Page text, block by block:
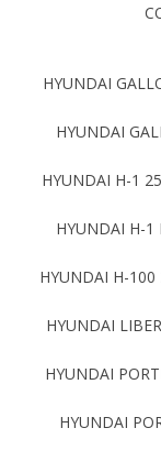
HYUNDAI
HYUNDAI
HYUNDAI H-1
HYUNDAI H-1
HYUNDAI H-100
HYUNDAI
HYUNDAI
HYUNDAI